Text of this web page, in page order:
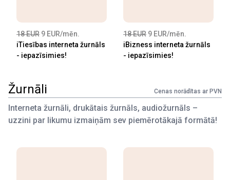
18 EUR 9 EUR/mēn.
iTiesības interneta žurnāls
- iepazīsimies!
18 EUR 9 EUR/mēn.
iBizness interneta žurnāls
- iepazīsimies!
Žurnāli Cenas norādītas ar PVN
Interneta žurnāli, drukātais žurnāls, audiožurnāls –
uzzini par likumu izmaiņām sev piemērotākajā formātā!